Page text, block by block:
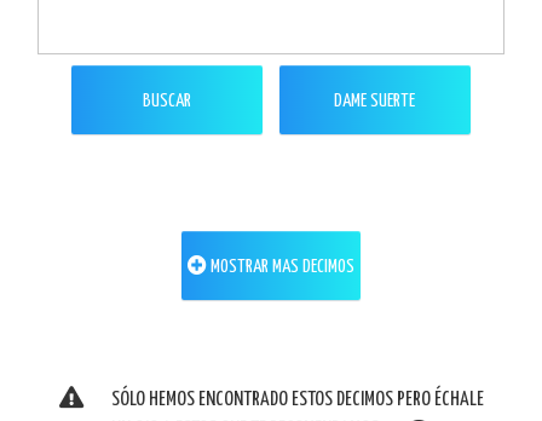
BUSCAR DAME SUERTE
MOSTRAR MAS DECIMOS
SÓLO HEMOS ENCONTRADO ESTOS DECIMOS PERO ÉCHALE